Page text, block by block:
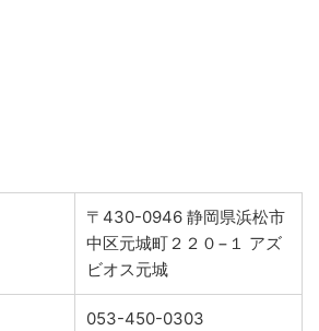
〒430-0946 静岡県浜松市
中区元城町２２０−１ アズ
ビオス元城
053-450-0303